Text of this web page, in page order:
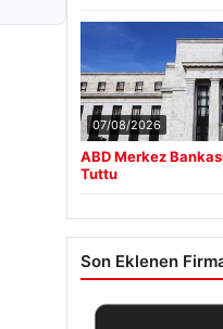
07/08/2026
ABD Merkez
Tuttu
Son Eklenen